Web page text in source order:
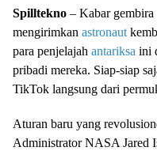
Spilltekno – Kabar gembira
mengirimkan astronaut
para penjelajah antariksa ini
pribadi mereka. Siap-siap
TikTok langsung dari
Aturan baru yang
Administrator NASA Jared